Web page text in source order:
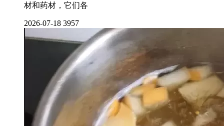
材和药材，它们各
2026-07-18 3957